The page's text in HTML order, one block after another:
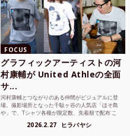
FOCUS
グラフィックアーティストの河
村康輔が United Athleの全面
サ...
河村康輔とつながりのある仲間がビジュアルに登
場。撮影場所となった千駄ヶ谷の人気店「ほそ島
や」で、Tシャツ各種が限定数、先着順で配布 こ
2026.2.27 ヒラバヤシ